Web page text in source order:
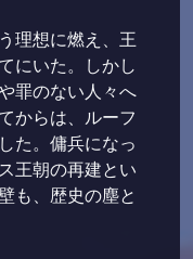
理想に燃え、王
にいた。しかし
罪のない人々へ
からは、ルーフ
た。傭兵になっ
王朝の再建とい
も、歴史の塵と